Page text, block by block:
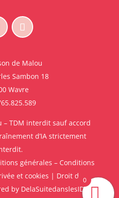
de Malou
Sambon 18
Wavre
– TDM interdit sauf accord
d’IA strictement
générales – Conditions
et cookies | Droit de
by DelaSuitedanslesID
0